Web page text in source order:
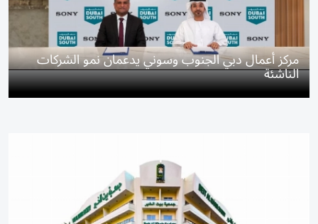
مركز أعمال دبي الجنوب وسوني يدعمان نمو الشركات
الناشئة